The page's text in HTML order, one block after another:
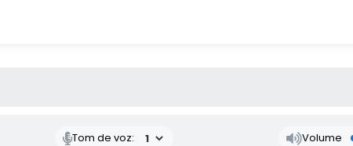
Tom de voz: Volume